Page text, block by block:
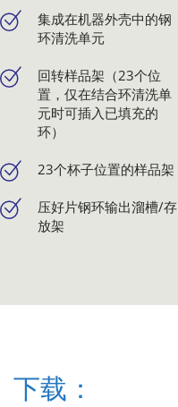
集成在机器外壳中的钢
环清洗单元
回转样品架（23个位
置，仅在结合环清洗单
元时可插入已填充的
环）
23个杯子位置的样品架
压好片钢环输出溜槽/存
放架
下载：